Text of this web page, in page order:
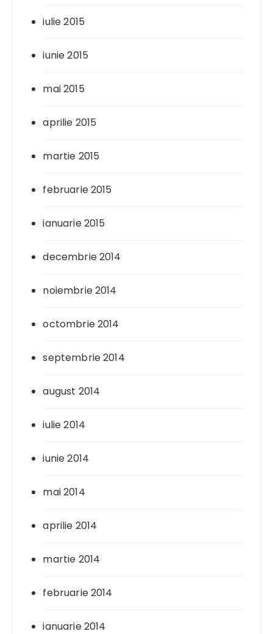
iulie 2015
iunie 2015
mai 2015
aprilie 2015
martie 2015
februarie 2015
ianuarie 2015
decembrie 2014
noiembrie 2014
octombrie 2014
septembrie 2014
august 2014
iulie 2014
iunie 2014
mai 2014
aprilie 2014
martie 2014
februarie 2014
ianuarie 2014